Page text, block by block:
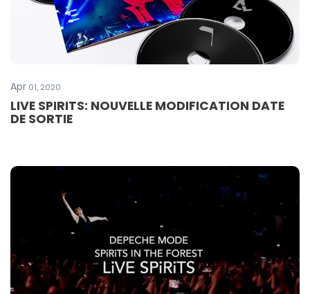
Apr 01, 2020
LIVE SPIRITS: NOUVELLE MODIFICATION DATE
DE SORTIE